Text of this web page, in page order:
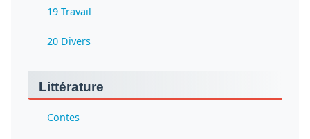
19 Travail
20 Divers
Littérature
Contes